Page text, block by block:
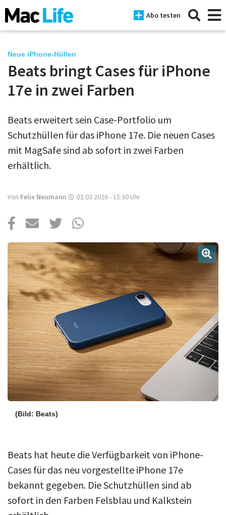
Abo testen
News
Mac
iPad
Tests
Über uns
Podcast
Mac Life+
Neue iPhone-Hüllen
Beats bringt Cases für iPhone
17e in zwei Farben
Beats erweitert sein Case-Portfolio um
Schutzhüllen für das iPhone 17e. Die neuen Cases
mit MagSafe sind ab sofort in zwei Farben
erhältlich.
Von Felix Neumann 02.03.2026 - 15:30 Uhr
(Bild: Beats)
Beats hat heute die Verfügbarkeit von iPhone-
Cases für das neu vorgestellte iPhone 17e
bekannt gegeben. Die Schutzhüllen sind ab
sofort in den Farben Felsblau und Kalkstein